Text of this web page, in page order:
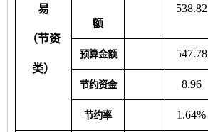
易
（节资
类）
额
538.82
预算金额 547.78
节约资金 8.96
节约率 1.64%